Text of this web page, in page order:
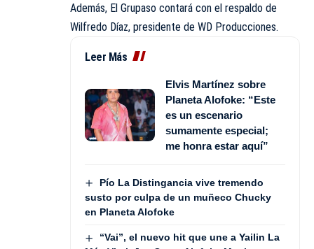
Además, El Grupaso contará con el respaldo de
Wilfredo Díaz, presidente de WD Producciones.
Leer Más
Elvis Martínez sobre
Planeta Alofoke: “Este
es un escenario
sumamente especial;
me honra estar aquí”
Pío La Distingancia vive tremendo
susto por culpa de un muñeco Chucky
en Planeta Alofoke
“Vai”, el nuevo hit que une a Yailin La